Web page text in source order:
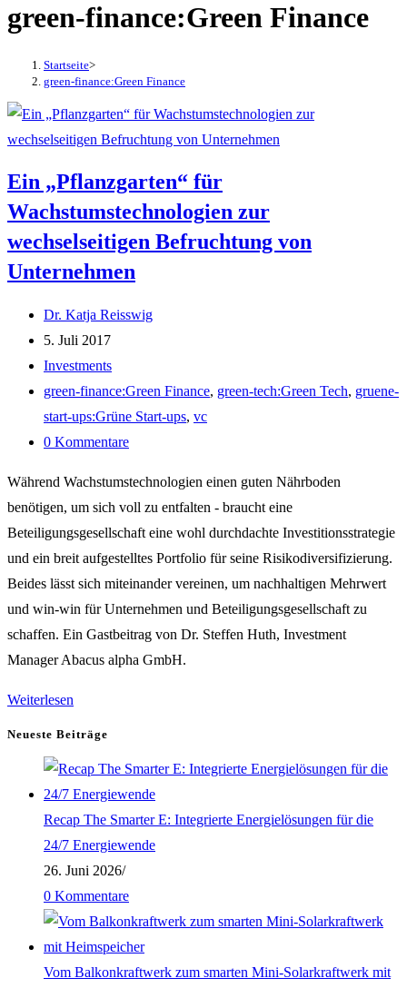
green-finance:Green Finance
Startseite>
green-finance:Green Finance
Ein „Pflanzgarten“ für
Wachstumstechnologien zur
wechselseitigen Befruchtung von
Unternehmen
Beitrags-
Autor:
Dr. Katja Reisswig
Beitrag
veröffentlicht:
5. Juli 2017
Beitrags-
Kategorie:
Investments
Post
tag:
green-finance:Green Finance, green-tech:Green Tech, gruene-
start-ups:Grüne Start-ups, vc
Beitrags-
0 Kommentare
Während Wachstumstechnologien einen guten Nährboden
benötigen, um sich voll zu entfalten - braucht eine
Beteiligungsgesellschaft eine wohl durchdachte Investitionsstrategie
und ein breit aufgestelltes Portfolio für seine Risikodiversifizierung.
Beides lässt sich miteinander vereinen, um nachhaltigen Mehrwert
und win-win für Unternehmen und Beteiligungsgesellschaft zu
schaffen. Ein Gastbeitrag von Dr. Steffen Huth, Investment
Manager Abacus alpha GmbH.
Weiterlesen
Wachstumstechnologien
zur
wechselseitigen
Befruchtung
von
Unternehmen
Neueste Beiträge
Recap The Smarter E: Integrierte Energielösungen für die
24/7 Energiewende
26. Juni 2026/
0 Kommentare
Vom Balkonkraftwerk zum smarten Mini-Solarkraftwerk mit